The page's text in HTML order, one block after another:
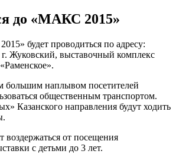
до «МАКС 2015»
будет проводиться по адресу:
г. Жуковский, выставочный комплекс
большим наплывом посетителей
общественным транспортом.
Казанского направления будут ходить
воздержаться от посещения
с детьми до 3 лет.